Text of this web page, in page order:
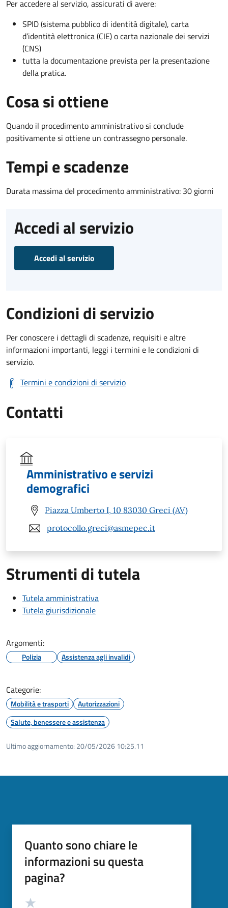
Per accedere al servizio, assicurati di avere:
SPID (sistema pubblico di identità digitale), carta
d’identità elettronica (CIE) o carta nazionale dei servizi
(CNS)
tutta la documentazione prevista per la presentazione
della pratica.
Cosa si ottiene
Quando il procedimento amministrativo si conclude
positivamente si ottiene un contrassegno personale.
Tempi e scadenze
Durata massima del procedimento amministrativo: 30 giorni
Accedi al servizio
Accedi al servizio
Condizioni di servizio
Per conoscere i dettagli di scadenze, requisiti e altre
informazioni importanti, leggi i termini e le condizioni di
servizio.
Termini e condizioni di servizio
Contatti
Amministrativo e servizi
demografici
Piazza Umberto I, 10 83030 Greci (AV)
protocollo.greci@asmepec.it
Strumenti di tutela
Tutela amministrativa
Tutela giurisdizionale
Argomenti:
Polizia Assistenza agli invalidi
Categorie:
Mobilità e trasporti
Autorizzazioni
Salute, benessere e assistenza
Ultimo aggiornamento: 20/05/2026 10:25.11
Quanto sono chiare le
informazioni su questa
pagina?
Valutazione